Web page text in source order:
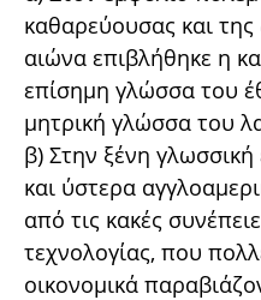
καθαρεύουσας και της
αιώνα επιβλήθηκε η
επίσημη γλώσσα του
μητρική γλώσσα του
β) Στην ξένη
και ύστερα
από τις κακές
τεχνολογίας, που
οικονομικά